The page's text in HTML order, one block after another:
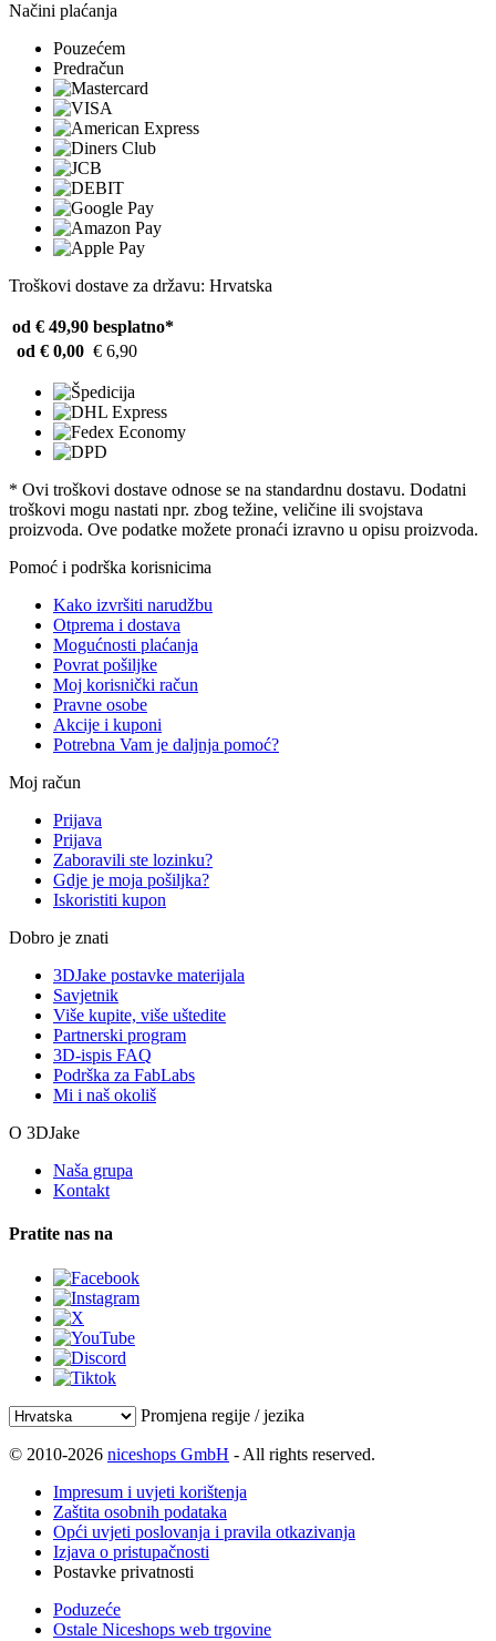
Načini plaćanja
Pouzećem
Predračun
Troškovi dostave za državu: Hrvatska
od € 49,90 besplatno*
od € 0,00 € 6,90
* Ovi troškovi dostave odnose se na standardnu ​​dostavu. Dodatni
troškovi mogu nastati npr. zbog težine, veličine ili svojstava
proizvoda. Ove podatke možete pronaći izravno u opisu proizvoda.
Pomoć i podrška korisnicima
Kako izvršiti narudžbu
Otprema i dostava
Mogućnosti plaćanja
Povrat pošiljke
Moj korisnički račun
Pravne osobe
Akcije i kuponi
Potrebna Vam je daljnja pomoć?
Moj račun
Prijava
Prijava
Zaboravili ste lozinku?
Gdje je moja pošiljka?
Iskoristiti kupon
Dobro je znati
3DJake postavke materijala
Savjetnik
Više kupite, više uštedite
Partnerski program
3D-ispis FAQ
Podrška za FabLabs
Mi i naš okoliš
O 3DJake
Naša grupa
Kontakt
Pratite nas na
Promjena regije / jezika
© 2010-2026 niceshops GmbH - All rights reserved.
Impresum i uvjeti korištenja
Zaštita osobnih podataka
Opći uvjeti poslovanja i pravila otkazivanja
Izjava o pristupačnosti
Postavke privatnosti
Poduzeće
Ostale Niceshops web trgovine